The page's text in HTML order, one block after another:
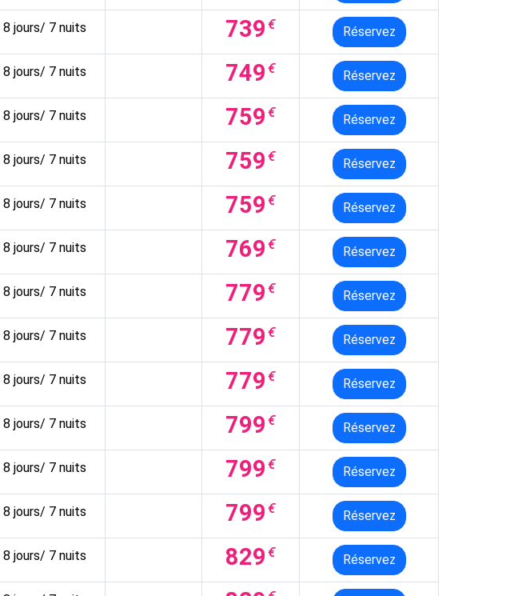
8 jours/ 7 nuits 739 € Réservez
8 jours/ 7 nuits 749 € Réservez
8 jours/ 7 nuits 759 € Réservez
8 jours/ 7 nuits 759 € Réservez
8 jours/ 7 nuits 759 € Réservez
8 jours/ 7 nuits 769 € Réservez
8 jours/ 7 nuits 779 € Réservez
8 jours/ 7 nuits 779 € Réservez
8 jours/ 7 nuits 779 € Réservez
8 jours/ 7 nuits 799 € Réservez
8 jours/ 7 nuits 799 € Réservez
8 jours/ 7 nuits 799 € Réservez
8 jours/ 7 nuits 829 € Réservez